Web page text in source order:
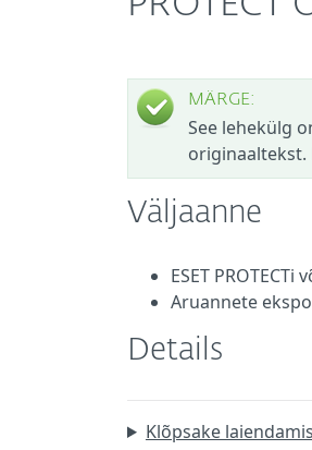
MÄRGE:
See lehekülg
originaaltekst.
Väljaanne
ESET
Aruannete
Details
Klõpsake